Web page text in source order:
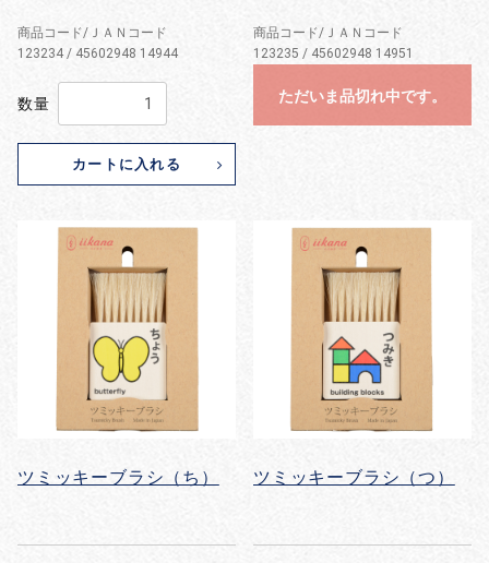
商品コード/ＪＡＮコード
123234 / 45602948 14944
数量
カートに入れる
商品コード/ＪＡＮコード
123235 / 45602948 14951
ただいま品切れ中です。
ツミッキーブラシ（ち） ツミッキーブラシ（つ）